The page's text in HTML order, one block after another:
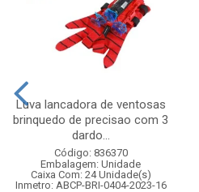
Luva lancadora de ventosas
brinquedo de precisao com 3
dardo...
Código: 836370
Embalagem: Unidade
Caixa Com: 24 Unidade(s)
Inmetro: ABCP-BRI-0404-2023-16